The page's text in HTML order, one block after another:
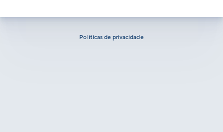
Políticas de privacidade